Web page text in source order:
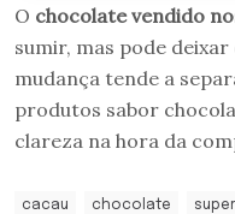
O chocolate vendido
sumir, mas pode
mudança tende a
produtos sabor
clareza na hora da
cacau chocolate